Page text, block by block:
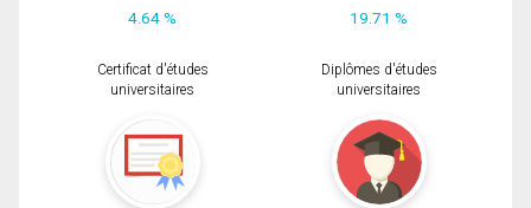
4.64 % 19.71 %
Certificat d'études
universitaires
Diplômes d'études
universitaires